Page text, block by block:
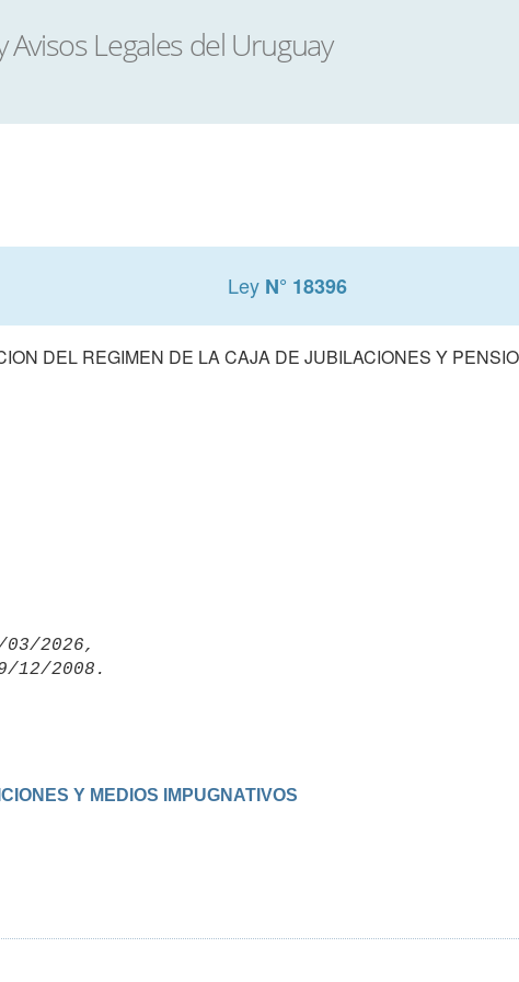
Ley N° 18396
DEL REGIMEN DE LA CAJA DE JUBILACIONES Y
2026,
Y MEDIOS IMPUGNATIVOS